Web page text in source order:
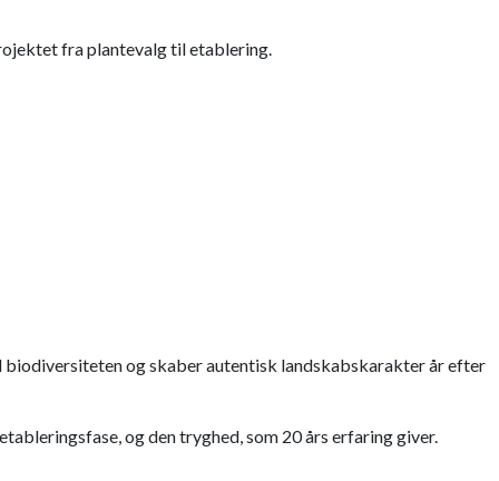
fra plantevalg til etablering.
og skaber autentisk landskabskarakter år efter
og den tryghed, som 20 års erfaring giver.